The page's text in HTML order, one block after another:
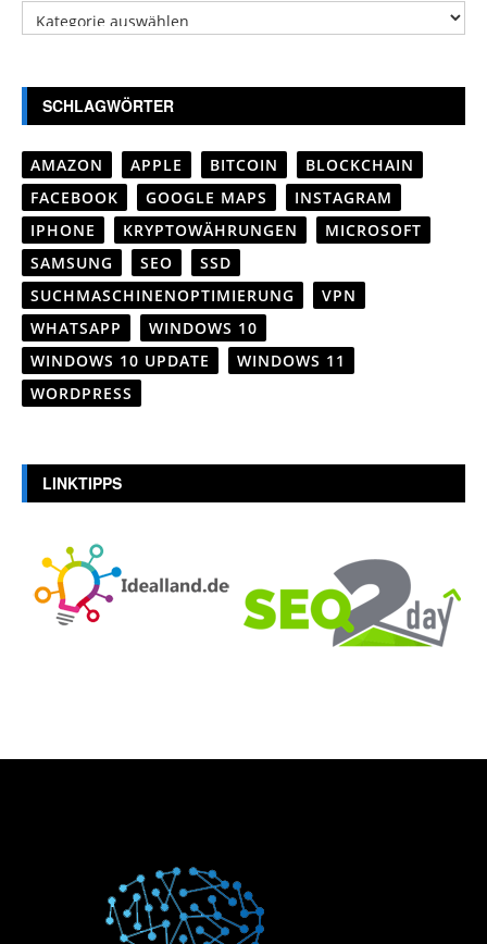
Kategorien
SCHLAGWÖRTER
AMAZON APPLE BITCOIN
BLOCKCHAIN
FACEBOOK
GOOGLE MAPS
INSTAGRAM
IPHONE
KRYPTOWÄHRUNGEN
MICROSOFT
SAMSUNG
SEO
SSD
SUCHMASCHINENOPTIMIERUNG
VPN
WHATSAPP
WINDOWS 10
WINDOWS 10 UPDATE
WINDOWS 11
WORDPRESS
LINKTIPPS